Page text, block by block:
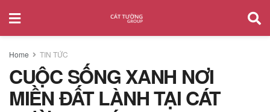
Home TIN TỨC
CUỘC SỐNG XANH NƠI
MIỀN ĐẤT LÀNH TẠI CÁT